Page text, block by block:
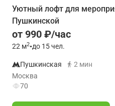
Уютный лофт для
Пушкинской
от 990 ₽/час
22 м2•до 15 чел.
Пушкинская
2 мин
Москва
70